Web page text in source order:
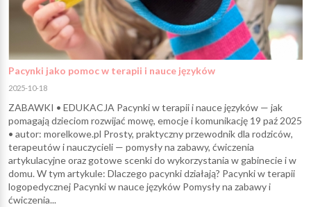
Pacynki jako pomoc w terapii i nauce języków
2025-10-18
ZABAWKI • EDUKACJA Pacynki w terapii i nauce języków — jak
pomagają dzieciom rozwijać mowę, emocje i komunikację 19 paź 2025
• autor: morelkowe.pl Prosty, praktyczny przewodnik dla rodziców,
terapeutów i nauczycieli — pomysły na zabawy, ćwiczenia
artykulacyjne oraz gotowe scenki do wykorzystania w gabinecie i w
domu. W tym artykule: Dlaczego pacynki działają? Pacynki w terapii
logopedycznej Pacynki w nauce języków Pomysły na zabawy i
ćwiczenia...